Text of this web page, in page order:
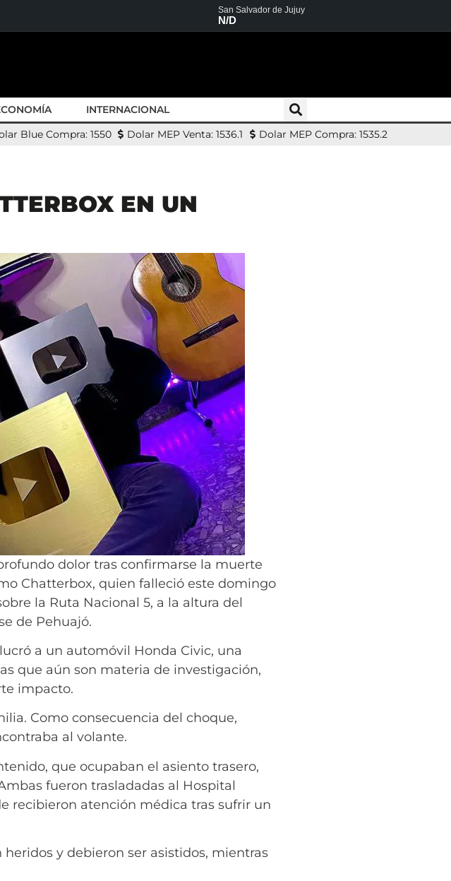
San Salvador de Jujuy
N/D
INTERNACIONAL
Blue Compra: 1550 Dolar MEP Venta: 1536.1 Dolar MEP Compra: 1535.2
EN UN
dolor tras confirmarse la muerte
Chatterbox, quien falleció este domingo
la Ruta Nacional 5, a la altura del
de Pehuajó.
a un automóvil Honda Civic, una
que aún son materia de investigación,
impacto.
Como consecuencia del choque,
al volante.
que ocupaban el asiento trasero,
fueron trasladadas al Hospital
recibieron atención médica tras sufrir un
y debieron ser asistidos, mientras